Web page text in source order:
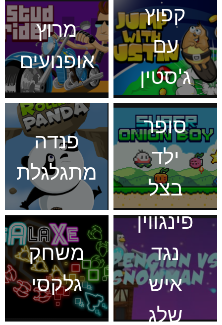
קפוץ
עם
ג'סטין
מרוץ
אופנועים
סופר
ילד
בצל
פנדה
מתגלגלת
פינגווין
נגד
איש
שלג
משחק
גלקסי